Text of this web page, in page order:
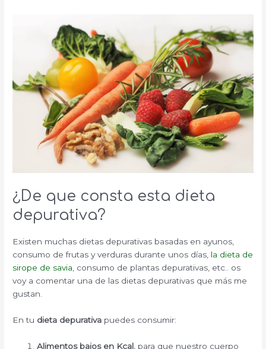
¿De que consta esta dieta
depurativa?
Existen muchas dietas depurativas basadas en ayunos,
consumo de frutas y verduras durante unos días, la dieta de
sirope de savia , consumo de plantas depurativas, etc.. os
voy a comentar una de las dietas depurativas que más me
gustan.
En tu dieta depurativa puedes consumir:
Alimentos bajos en Kcal. para que nuestro cuerpo